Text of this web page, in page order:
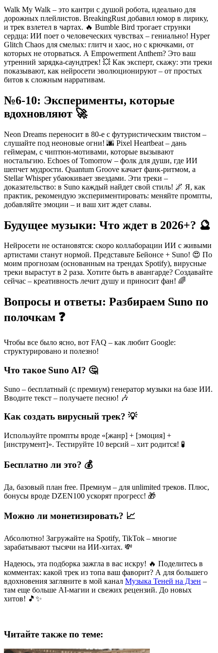
Walk My Walk – это кантри с душой робота, идеально для
дорожных плейлистов. BreakingRust добавил юмор в лирику,
и трек взлетел в чартах. 🔥 Bumble Bird трогает струнки
сердца: ИИ поет о человеческих чувствах – гениально! Hyper
Glitch Chaos для смелых: глитч и хаос, но с крючками, от
которых не оторваться. А Empowerment Anthem? Это ваш
утренний зарядка-саундтрек! 💥 Как эксперт, скажу: эти треки
показывают, как нейросети эволюционируют – от простых
битов к сложным нарративам.
№6-10: Эксперименты, которые
вдохновляют 🚀
Neon Dreams переносит в 80-е с футуристическим твистом –
слушайте под неоновые огни! 🌆 Pixel Heartbeat – дань
геймерам, с чиптюн-мотивами, которые вызывают
ностальгию. Echoes of Tomorrow – фолк для души, где ИИ
шепчет мудрости. Quantum Groove качает фанк-ритмом, а
Stellar Whisper убаюкивает звездами. Эти треки –
доказательство: в Suno каждый найдет свой стиль! 🌌 Я, как
практик, рекомендую экспериментировать: меняйте промпты,
добавляйте эмоции – и ваш хит ждет славы.
Будущее музыки: Что ждет в 2026+? 🔮
Нейросети не остановятся: скоро коллаборации ИИ с живыми
артистами станут нормой. Представьте Бейонсе + Suno! 😍 По
моим прогнозам (основанным на трендах Spotify), вирусные
треки вырастут в 2 раза. Хотите быть в авангарде? Создавайте
сейчас – креативность лечит душу и приносит фан! 🌈
Вопросы и ответы: Разбираем Suno по
полочкам ❓
Чтобы все было ясно, вот FAQ – как любит Google:
структурировано и полезно!
Что такое Suno AI? 🤔
Suno – бесплатный (с премиум) генератор музыки на базе ИИ.
Вводите текст – получаете песню! 🎶
Как создать вирусный трек? 💡
Используйте промпты вроде «[жанр] + [эмоция] +
[инструмент]». Тестируйте 10 версий – хит родится! 🧪
Бесплатно ли это? 💰
Да, базовый план free. Премиум – для unlimited треков. Плюс,
бонусы вроде DZEN100 ускорят прогресс! 🎁
Можно ли монетизировать? 📈
Абсолютно! Загружайте на Spotify, TikTok – многие
зарабатывают тысячи на ИИ-хитах. 💸
Надеюсь, эта подборка зажгла в вас искру! 🔥 Поделитесь в
комментах: какой трек из топа ваш фаворит? А для большего
вдохновения загляните в мой канал Музыка Теней на Дзен –
там еще больше AI-магии и свежих рецензий. До новых
хитов! 🎵✨
Читайте также по теме: